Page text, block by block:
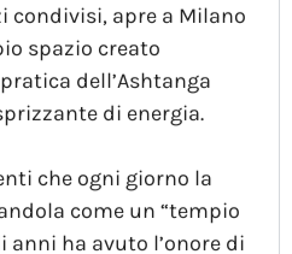
condivisi, apre a Milano
spazio creato
dell’Ashtanga
di energia.
che ogni giorno la
come un “tempio
anni ha avuto l’onore di